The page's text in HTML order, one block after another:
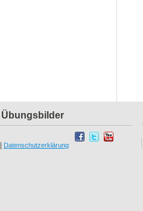
Übungsbilder
Datenschutzerklärung